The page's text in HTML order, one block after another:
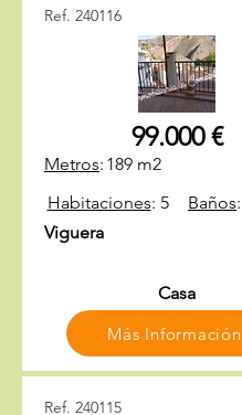
Ref. 240116
99.000 €
Metros: 189 m2
Habitaciones: 5 Baños:
Viguera
Casa
Más Información
Ref. 240115